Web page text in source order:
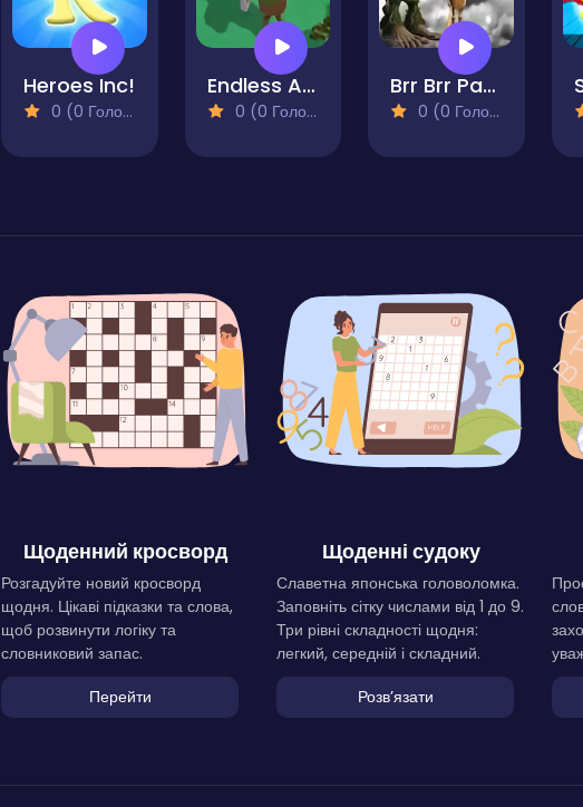
Heroes Inc!
0 (0 Голосів)
Endless Assault
0 (0 Голосів)
Brr Brr Patapim Rage Tung Sahur
0 (0 Голосів)
Щоденний кросворд
Розгадуйте новий кросворд
щодня. Цікаві підказки та слова,
щоб розвинути логіку та
словниковий запас.
Перейти
Щоденні судоку
Славетна японська головоломка.
Заповніть сітку числами від 1 до 9.
Три рівні складності щодня:
легкий, середній і складний.
Розвʼязати